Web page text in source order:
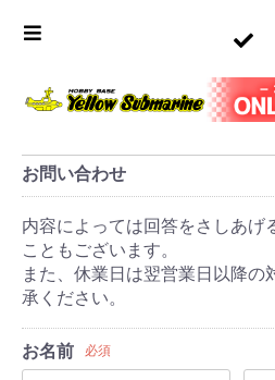
お問い合わせ
内容によっては回答をさしあげ
こともございます。
また、休業日は翌営業日以降の
承ください。
お名前 必須